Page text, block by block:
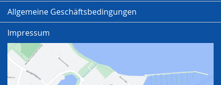
Allgemeine Geschäftsbedingungen
Impressum